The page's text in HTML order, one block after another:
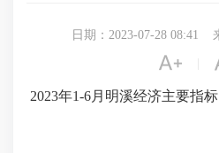
日期：2023-07-28 08:41

2023年1-6月明溪经济主要指标